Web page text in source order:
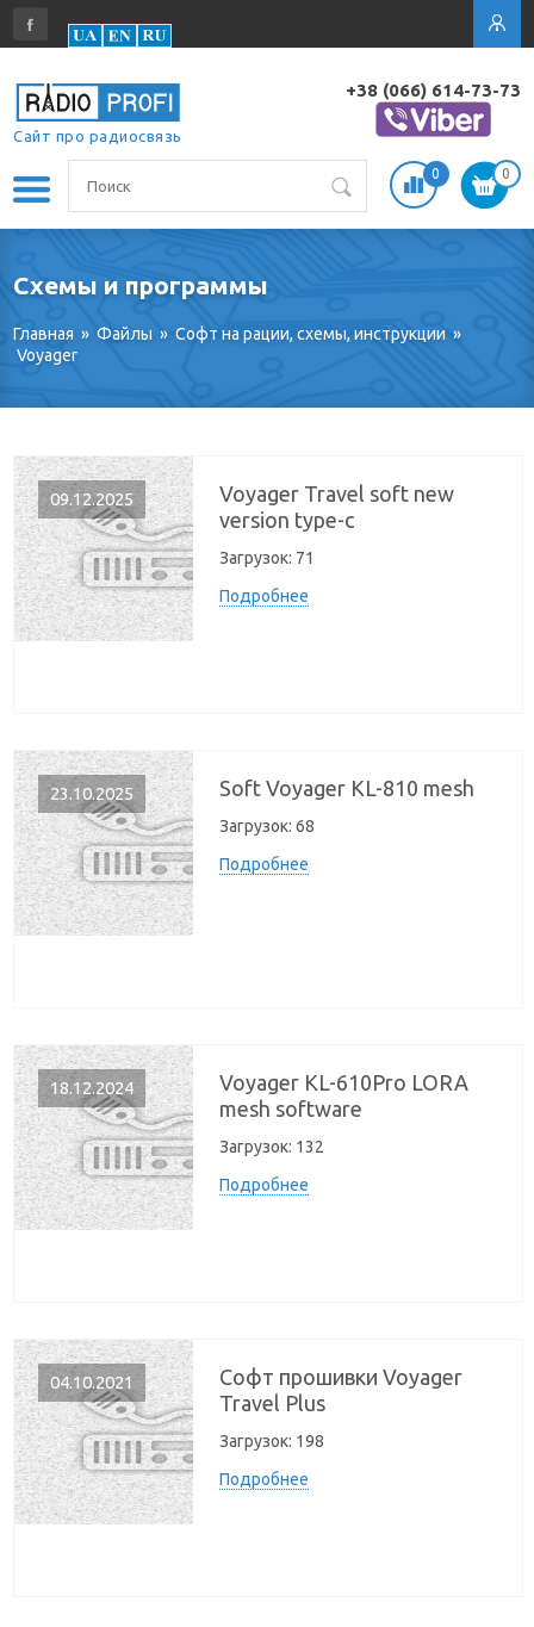
Сайт про радиосвязь
+38 (066) 614-73-73
0 0
Схемы и программы
Главная » Файлы » Софт на рации, схемы, инструкции »
Voyager
09.12.2025
Voyager Travel soft new
version type-c
Загрузок: 71
Подробнее
23.10.2025 Soft Voyager KL-810 mesh
Загрузок: 68
Подробнее
18.12.2024
Voyager KL-610Pro LORA
mesh software
Загрузок: 132
Подробнее
04.10.2021
Софт прошивки Voyager
Travel Plus
Загрузок: 198
Подробнее